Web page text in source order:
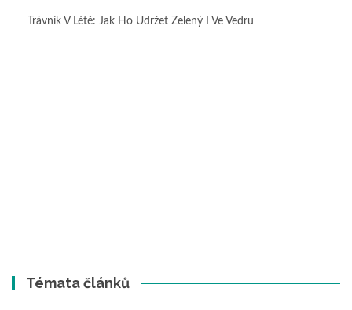
Trávník V Létě: Jak Ho Udržet Zelený I Ve Vedru
Témata článků